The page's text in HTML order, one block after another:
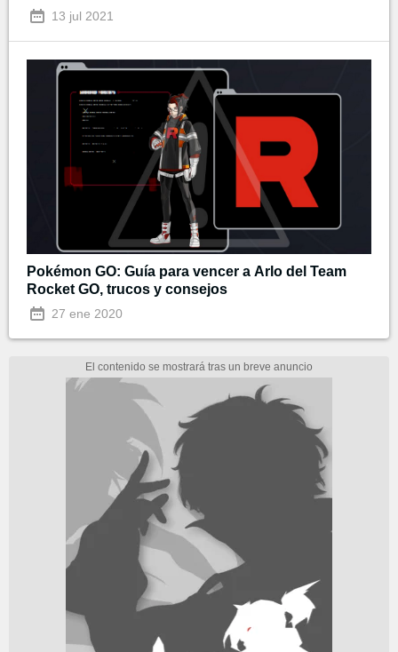
13 jul 2021
Pokémon GO: Guía para vencer a Arlo del Team
Rocket GO, trucos y consejos
27 ene 2020